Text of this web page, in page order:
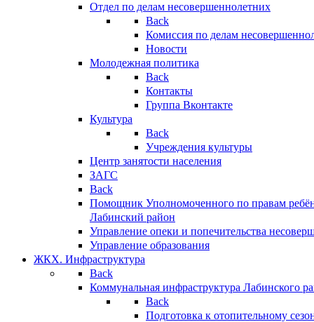
Отдел по делам несовершеннолетних
Back
Комиссия по делам
Новости
Молодежная политика
Back
Контакты
Группа Вконтакте
Культура
Back
Учреждения культуры
Центр занятости населения
ЗАГС
Back
Помощник Уполномоченного по правам
Лабинский район
Управление опеки и попечительства
Управление образования
ЖКХ. Инфраструктура
Back
Коммунальная инфраструктура Лабинского
Back
Подготовка к отопительному